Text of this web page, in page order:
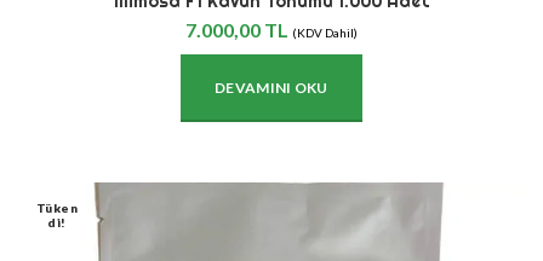
7.000,00 TL (KDV Dahil)
DEVAMINI OKU
Tüken
Di!